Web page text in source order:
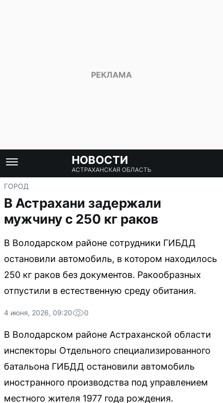
НОВОСТИ
АСТРАХАНСКАЯ ОБЛАСТЬ
ГОРОД
В Астрахани задержали
мужчину с 250 кг раков
В Володарском районе сотрудники ГИБДД
остановили автомобиль, в котором находилось
250 кг раков без документов. Ракообразных
отпустили в естественную среду обитания.
4 июня, 2026, 09:20 0
В Володарском районе Астраханской области
инспекторы Отдельного специализированного
батальона ГИБДД остановили автомобиль
иностранного производства под управлением
местного жителя 1977 года рождения.